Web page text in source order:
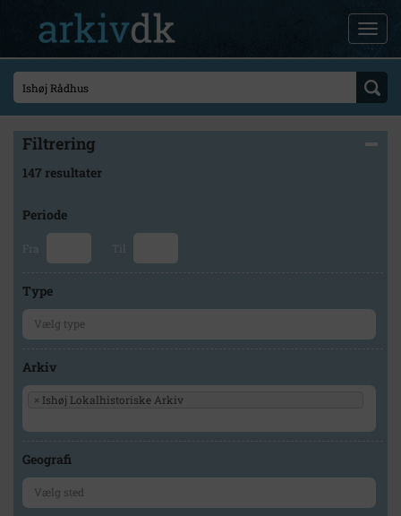
Filtrering
147 resultater
Periode
Fra Til
Type
Arkiv
× Ishøj Lokalhistoriske Arkiv
Geografi